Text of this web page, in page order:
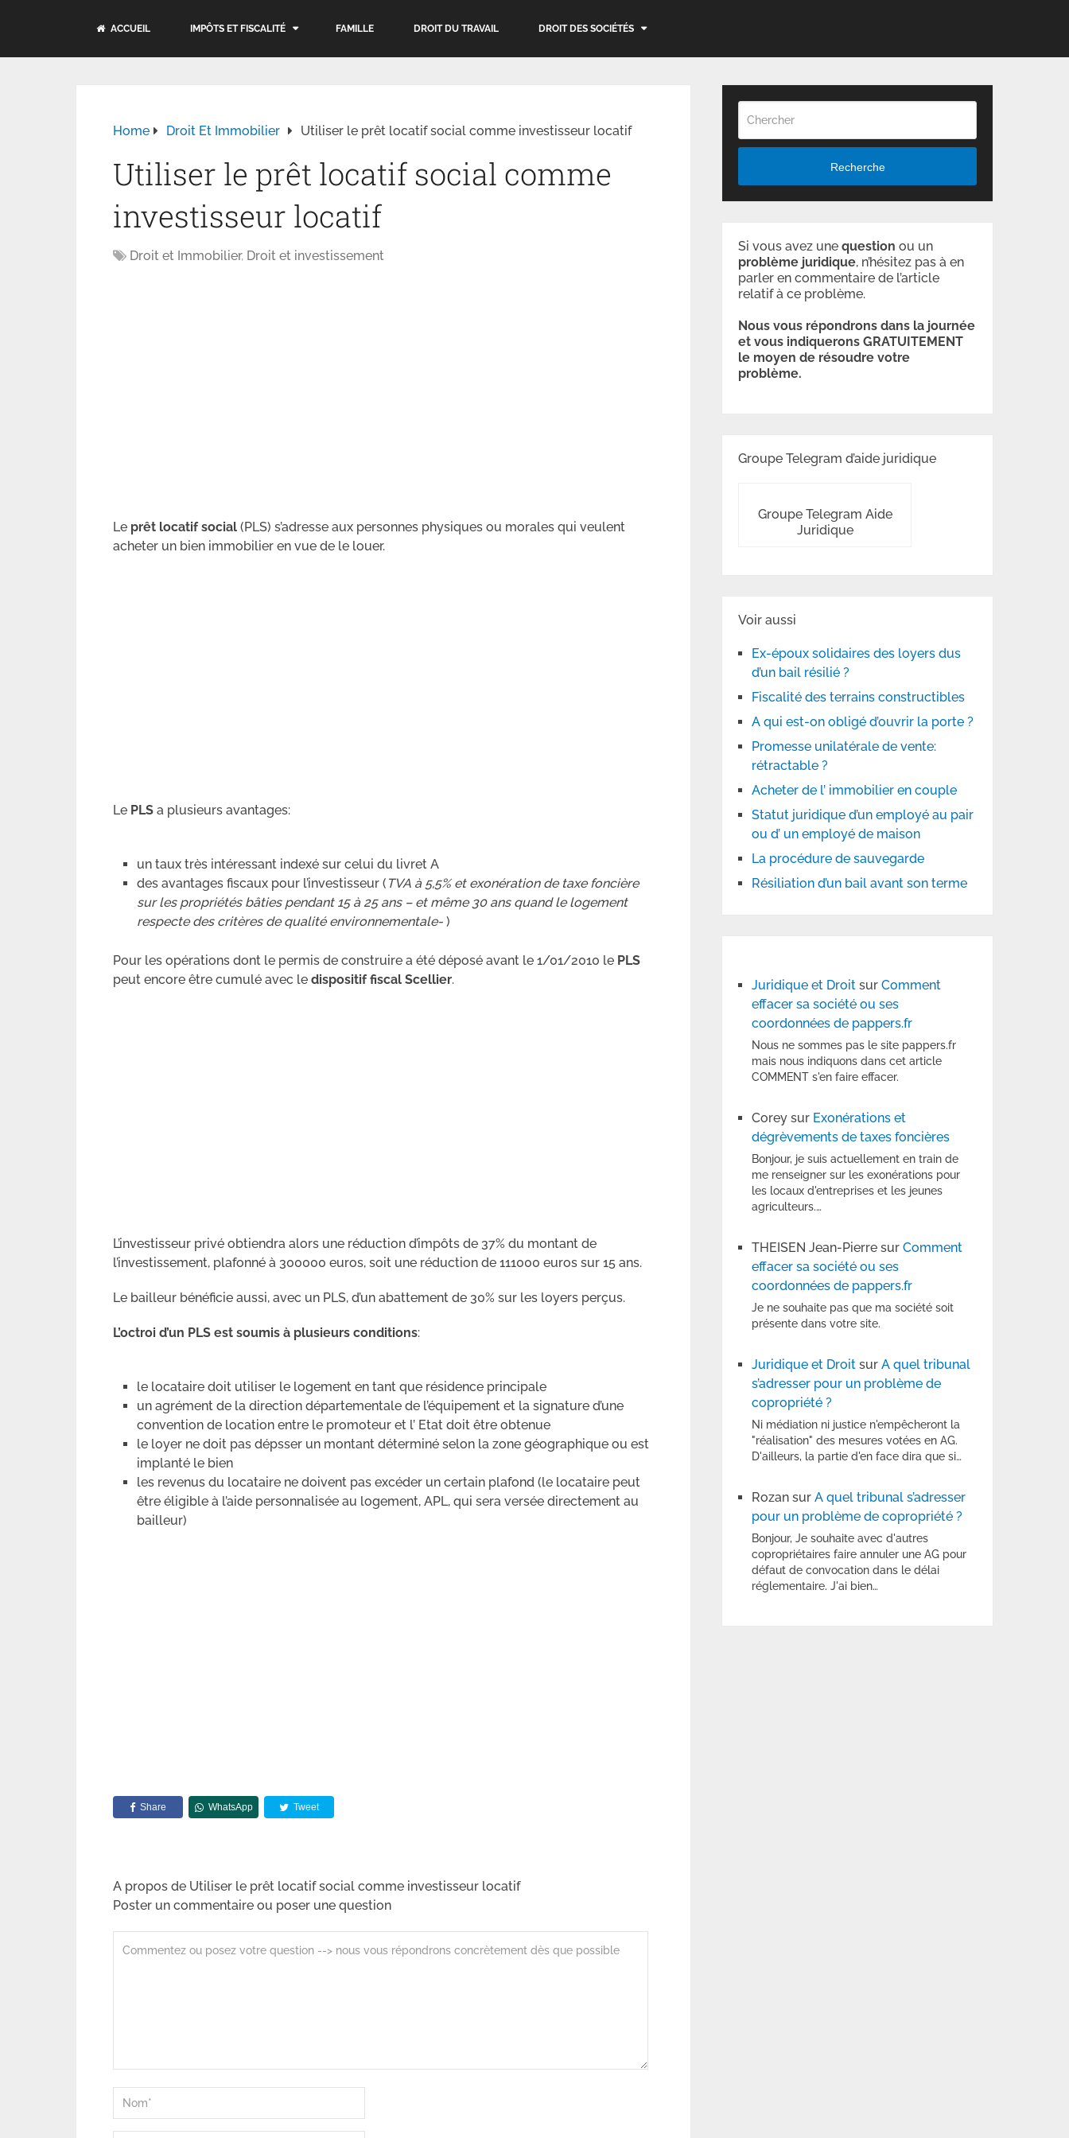
ACCUEIL IMPÔTS ET FISCALITÉ FAMILLE DROIT DU TRAVAIL DROIT DES SOCIÉTÉS
Home Droit Et Immobilier Utiliser le prêt locatif social comme investisseur locatif
Utiliser le prêt locatif social comme
investisseur locatif
Droit et Immobilier, Droit et investissement
Le prêt locatif social (PLS) s’adresse aux personnes physiques ou morales qui veulent
acheter un bien immobilier en vue de le louer.
Le PLS a plusieurs avantages:
un taux très intéressant indexé sur celui du livret A
des avantages fiscaux pour l’investisseur ( TVA à 5,5% et exonération de taxe foncière
sur les propriétés bâties pendant 15 à 25 ans – et même 30 ans quand le logement
respecte des critères de qualité environnementale- )
Pour les opérations dont le permis de construire a été déposé avant le 1/01/2010 le PLS
peut encore être cumulé avec le dispositif fiscal Scellier.
L’investisseur privé obtiendra alors une réduction d’impôts de 37% du montant de
l’investissement, plafonné à 300000 euros, soit une réduction de 111000 euros sur 15 ans.
Le bailleur bénéficie aussi, avec un PLS, d’un abattement de 30% sur les loyers perçus.
L’octroi d’un PLS est soumis à plusieurs conditions:
le locataire doit utiliser le logement en tant que résidence principale
un agrément de la direction départementale de l’équipement et la signature d’une
convention de location entre le promoteur et l’ Etat doit être obtenue
le loyer ne doit pas dépsser un montant déterminé selon la zone géographique ou est
implanté le bien
les revenus du locataire ne doivent pas excéder un certain plafond (le locataire peut
être éligible à l’aide personnalisée au logement, APL, qui sera versée directement au
bailleur)
Share WhatsApp Tweet
A propos de Utiliser le prêt locatif social comme investisseur locatif
Poster un commentaire ou poser une question
Recherche
Si vous avez unequestion ou un
problème juridique, n’hésitez pas à en
parler en commentaire de l’article
relatif à ce problème.
Nous vous répondrons dans la journée
et vous indiquerons GRATUITEMENT
le moyen de résoudre votre
problème.
Groupe Telegram d’aide juridique
Groupe Telegram Aide
Juridique
Voir aussi
Ex-époux solidaires des loyers dus
d’un bail résilié ?
Fiscalité des terrains constructibles
A qui est-on obligé d’ouvrir la porte ?
Promesse unilatérale de vente:
rétractable ?
Acheter de l’ immobilier en couple
Statut juridique d’un employé au pair
ou d’ un employé de maison
La procédure de sauvegarde
Résiliation d’un bail avant son terme
Juridique et Droit surComment
effacer sa société ou ses
coordonnées de pappers.fr
Nous ne sommes pas le site pappers.fr
mais nous indiquons dans cet article
COMMENT s'en faire effacer.
Corey sur Exonérations et
dégrèvements de taxes foncières
Bonjour, je suis actuellement en train de
me renseigner sur les exonérations pour
les locaux d'entreprises et les jeunes
agriculteurs.…
THEISEN Jean-Pierre surComment
effacer sa société ou ses
coordonnées de pappers.fr
Je ne souhaite pas que ma société soit
présente dans votre site.
Juridique et Droit surA quel tribunal
s’adresser pour un problème de
copropriété ?
Ni médiation ni justice n'empêcheront la
"réalisation" des mesures votées en AG.
D'ailleurs, la partie d'en face dira que si…
Rozan surA quel tribunal s’adresser
pour un problème de copropriété ?
Bonjour, Je souhaite avec d'autres
copropriétaires faire annuler une AG pour
défaut de convocation dans le délai
réglementaire. J'ai bien…